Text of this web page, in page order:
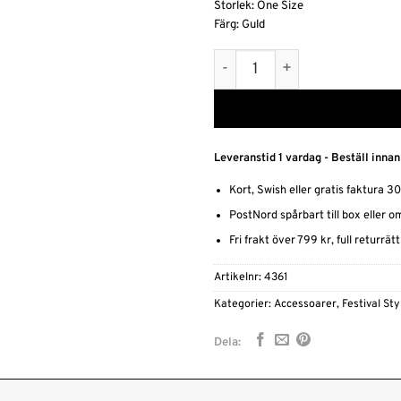
Storlek: One Size
Färg: Guld
Höftsmycke i Kedja –
Alternative:
Leveranstid 1 vardag - Beställ
Kort, Swish eller gratis faktura
PostNord spårbart till box eller
Fri frakt över 799 kr, full
Artikelnr:4361
Kategorier:Accessoarer, Festival
Dela: